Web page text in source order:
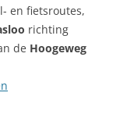
en fietsroutes,
richting
de Hoogeweg